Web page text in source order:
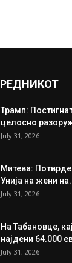
Трамп:
целосно
July 31, 2026
Митева:
Унија на жени
July 31, 2026
На Табановце,
најдени 64.000
July 31, 2026